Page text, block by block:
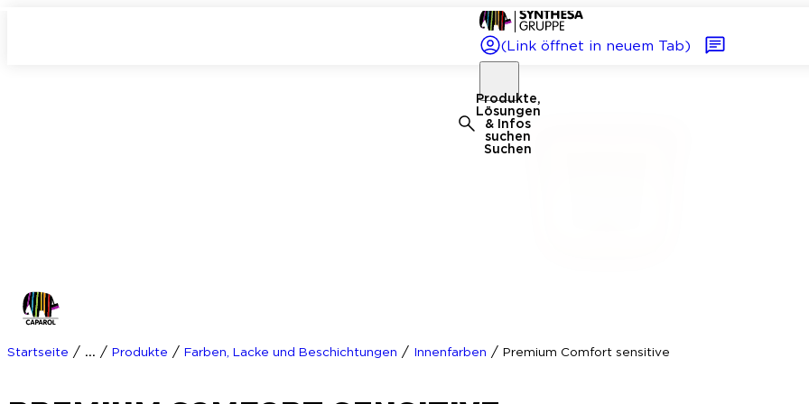
(Link öffnet in neuem Tab)
Produkte,
Lösungen
& Infos
suchen
Suchen
Startseite / ... / Produkte / Farben, Lacke und Beschichtungen / Innenfarben / Premium Comfort sensitive